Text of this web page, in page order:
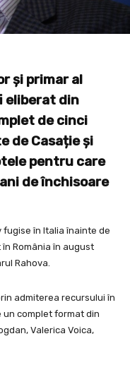
și primar al
eliberat din
de cinci
de Casație și
pentru care
de închisoare
fugise în Italia înainte de
România în august
Rahova.
admiterea recursului în
complet format din
Valerica Voica,